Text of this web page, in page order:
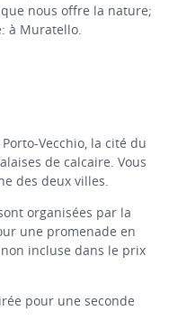
nous offre la nature;
à Muratello.
Vecchio, la cité du
de calcaire. Vous
des deux villes.
organisées par la
une promenade en
incluse dans le prix
pour une seconde